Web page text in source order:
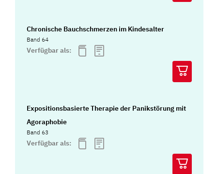
Chronische Bauchschmerzen im Kindesalter
Band 64
Verfügbar als:
Expositionsbasierte Therapie der Panikstörung mit
Agoraphobie
Band 63
Verfügbar als: